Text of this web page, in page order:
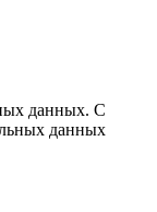
данных. С
данных